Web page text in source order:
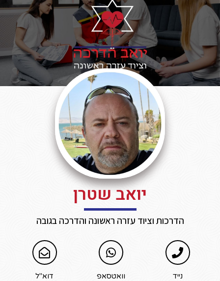
יואב שטרן
הדרכות וציוד עזרה ראשונה והדרכה בגובה
נייד וואטסאפ דוא"ל